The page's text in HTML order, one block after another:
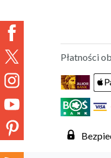
Płatności